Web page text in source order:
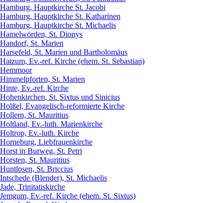
Hamburg, Hauptkirche St. Jacobi
Hamburg, Hauptkirche St. Katharinen
Hamburg, Hauptkirche St. Michaelis
Hamelwörden, St. Dionys
Handorf, St. Marien
Harsefeld, St. Marien und Bartholomäus
Hatzum, Ev.-ref. Kirche (ehem. St. Sebastian)
Hemmoor
Himmelpforten, St. Marien
Hinte, Ev.-ref. Kirche
Hohenkirchen, St. Sixtus und Sinicius
Holßel, Evangelisch-reformierte Kirche
Hollern, St. Mauritius
Holtland, Ev.-luth. Marienkirche
Holtrop, Ev.-luth. Kirche
Horneburg, Liebfrauenkirche
Horst in Burweg, St. Petri
Horsten, St. Mauritius
Huntlosen, St. Briccius
Intschede (Blender), St. Michaelis
Jade, Trinitatiskirche
Jemgum, Ev.-ref. Kirche (ehem. St. Sixtus)